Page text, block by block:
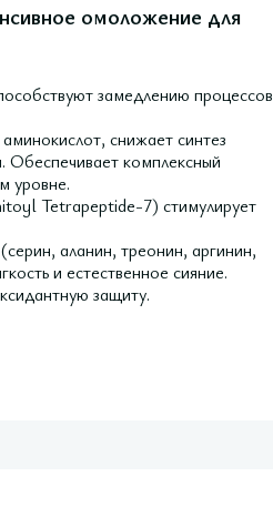
омоложение для
замедлению процессов
снижает синтез
комплексный
уровне.
Tetrapeptide-7) стимулирует
аланин, треонин, аргинин,
и естественное сияние.
защиту.